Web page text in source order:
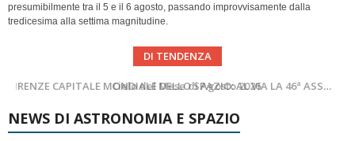
presumibilmente tra il 5 e il 6 agosto, passando improvvisamente dalla
tredicesima alla settima magnitudine.
DI TENDENZA
Cielo del Mese di Agosto 2026
SUPERNOVAE aggiornamenti del mese – Agosto 2026
NEWS DI ASTRONOMIA E SPAZIO